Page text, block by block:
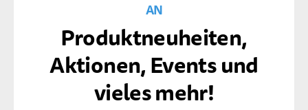
AN
Produktneuheiten,
Aktionen, Events und
vieles mehr!